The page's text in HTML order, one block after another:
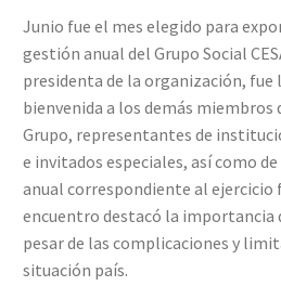
Junio fue el mes elegido para
gestión anual del Grupo Social
presidenta de la organización, fue
bienvenida a los demás miembros
Grupo, representantes de
e invitados especiales, así como
anual correspondiente al ejercicio
encuentro destacó la importancia
pesar de las complicaciones y
situación país.